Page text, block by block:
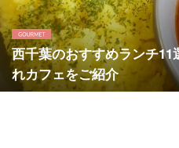
西千葉のおすすめランチ
れカフェをご紹介